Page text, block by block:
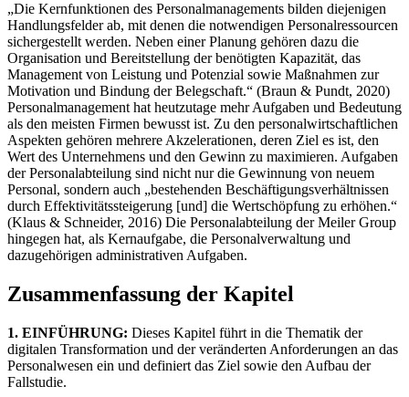
„Die Kernfunktionen des Personalmanagements bilden diejenigen
Handlungsfelder ab, mit denen die notwendigen Personalressourcen
sichergestellt werden. Neben einer Planung gehören dazu die
Organisation und Bereitstellung der benötigten Kapazität, das
Management von Leistung und Potenzial sowie Maßnahmen zur
Motivation und Bindung der Belegschaft.“ (Braun & Pundt, 2020)
Personalmanagement hat heutzutage mehr Aufgaben und Bedeutung
als den meisten Firmen bewusst ist. Zu den personalwirtschaftlichen
Aspekten gehören mehrere Akzelerationen, deren Ziel es ist, den
Wert des Unternehmens und den Gewinn zu maximieren. Aufgaben
der Personalabteilung sind nicht nur die Gewinnung von neuem
Personal, sondern auch „bestehenden Beschäftigungsverhältnissen
durch Effektivitätssteigerung [und] die Wertschöpfung zu erhöhen.“
(Klaus & Schneider, 2016) Die Personalabteilung der Meiler Group
hingegen hat, als Kernaufgabe, die Personalverwaltung und
dazugehörigen administrativen Aufgaben.
Zusammenfassung der Kapitel
1. EINFÜHRUNG: Dieses Kapitel führt in die Thematik der
digitalen Transformation und der veränderten Anforderungen an das
Personalwesen ein und definiert das Ziel sowie den Aufbau der
Fallstudie.